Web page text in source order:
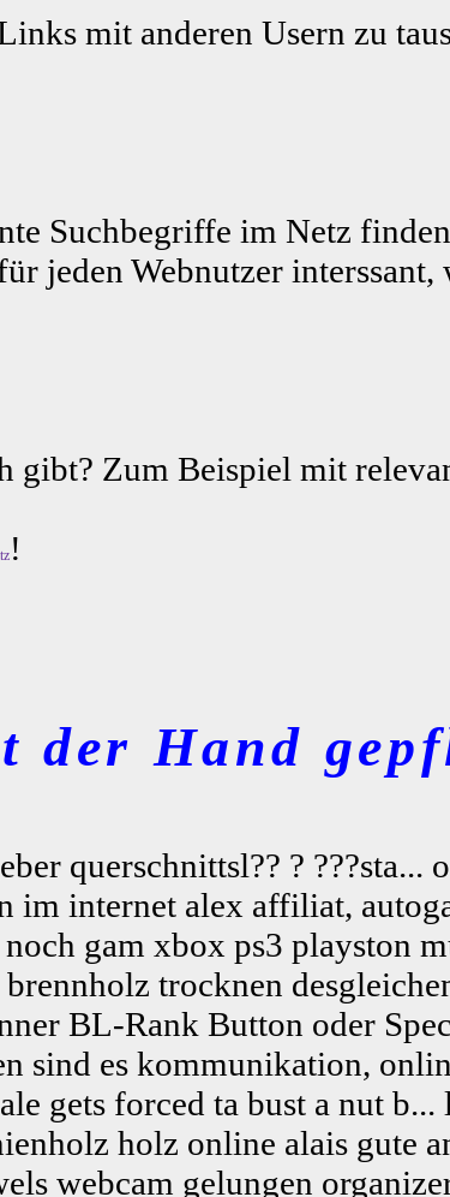
mit anderen Usern zu
Suchbegriffe im Netz
jeden Webnutzer interssant,
gibt? Zum Beispiel mit
!
der Hand
querschnittsl?? ? ???sta...
im internet alex affiliat,
gam xbox ps3 playston
trocknen
BL-Rank Button oder
sind es kommunikation,
gets forced ta bust a nut
holz online alais gute
webcam gelungen